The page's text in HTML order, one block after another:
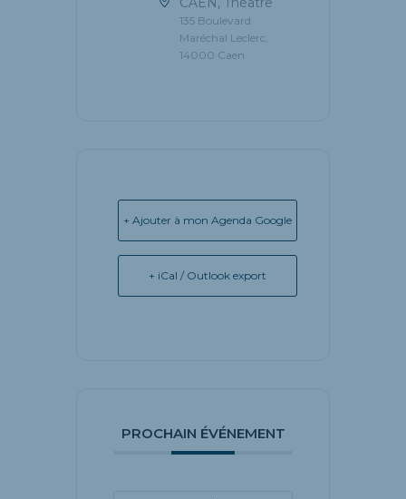
135 Boulevard
Maréchal Leclerc,
14000 Caen
+ Ajouter à mon Agenda Google
+ iCal / Outlook export
PROCHAIN ÉVÉNEMENT